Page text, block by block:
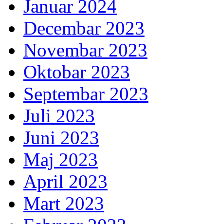
Januar 2024
Decembar 2023
Novembar 2023
Oktobar 2023
Septembar 2023
Juli 2023
Juni 2023
Maj 2023
April 2023
Mart 2023